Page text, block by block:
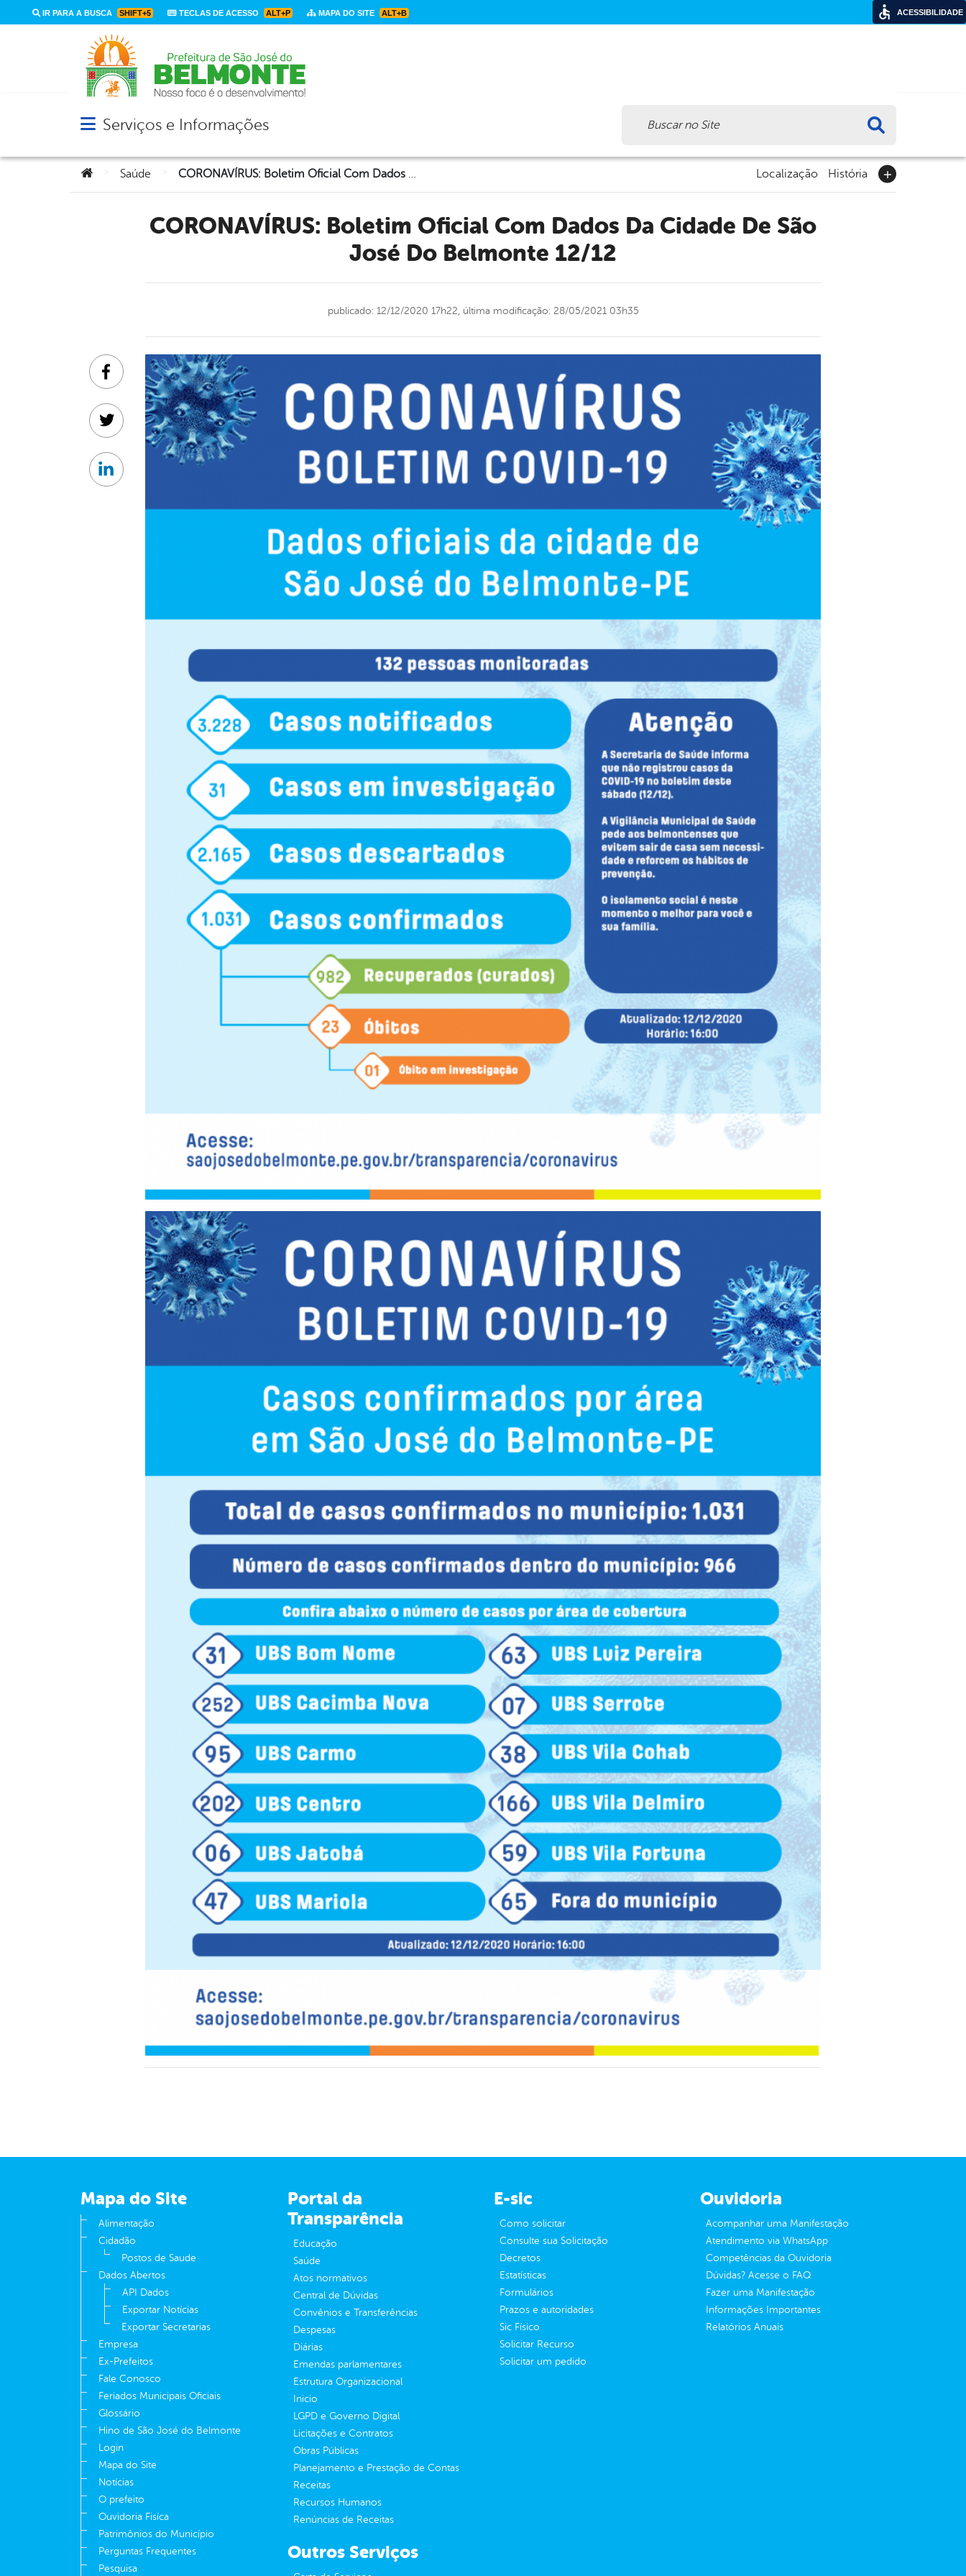
IR PARA A BUSCA SHIFT+5 TECLAS DE ACESSO ALT+P MAPA DO SITE ALT+B
Abrir menu principal de navegação
Serviços e Informações
Você está aqui:
Saúde CORONAVÍRUS: Boletim Oficial Com Dados Da Cidade De São José Do Belmonte 12/12 Localização História
CORONAVÍRUS: Boletim Oficial Com Dados Da Cidade De São
José Do Belmonte 12/12
publicado: 12/12/2020 17h22, última modificação: 28/05/2021 03h35
Facebook
Twitter
Linkedin
Mapa do Site
Alimentação
Cidadão
Postos de Saude
Dados Abertos
API Dados
Exportar Notícias
Exportar Secretarias
Empresa
Ex-Prefeitos
Fale Conosco
Feriados Municipais Oficiais
Glossário
Hino de São José do Belmonte
Login
Mapa do Site
Notícias
O prefeito
Ouvidoria Fisíca
Patrimônios do Município
Perguntas Frequentes
Pesquisa
Portal da
Transparência
Educação
Saúde
Atos normativos
Central de Dúvidas
Convênios e Transferências
Despesas
Diárias
Emendas parlamentares
Estrutura Organizacional
Inicio
LGPD e Governo Digital
Licitações e Contratos
Obras Públicas
Planejamento e Prestação de Contas
Receitas
Recursos Humanos
Renúncias de Receitas
E-sic
Como solicitar
Consulte sua Solicitação
Decretos
Estatísticas
Formulários
Prazos e autoridades
Sic Físico
Solicitar Recurso
Solicitar um pedido
Ouvidoria
Acompanhar uma Manifestação
Atendimento via WhatsApp
Competências da Ouvidoria
Dúvidas? Acesse o FAQ
Fazer uma Manifestação
Informações Importantes
Relatórios Anuais
Outros Serviços
ACESSIBILIDADE